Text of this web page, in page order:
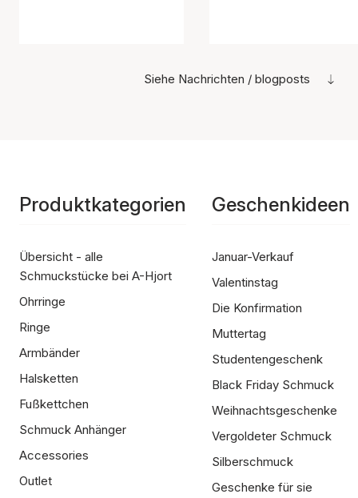
Siehe Nachrichten / blogposts
Produktkategorien
Übersicht - alle
Schmuckstücke bei A-Hjort
Ohrringe
Ringe
Armbänder
Halsketten
Fußkettchen
Schmuck Anhänger
Accessories
Outlet
Geschenkideen
Januar-Verkauf
Valentinstag
Die Konfirmation
Muttertag
Studentengeschenk
Black Friday Schmuck
Weihnachtsgeschenke
Vergoldeter Schmuck
Silberschmuck
Geschenke für sie